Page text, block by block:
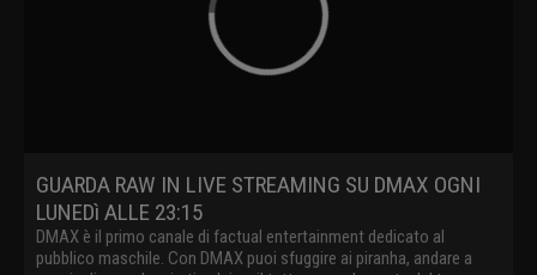
GUARDA RAW IN LIVE STREAMING SU DMAX OGNI
LUNEDì ALLE 23:15
DMAX è il primo canale di factual entertainment dedicato al
pubblico maschile. Con DMAX puoi sfuggire ai piranha, andare a